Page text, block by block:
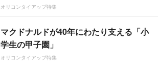
オリコンタイアップ特集
マクドナルドが40年にわたり支える「小
学生の甲子園」
オリコンタイアップ特集